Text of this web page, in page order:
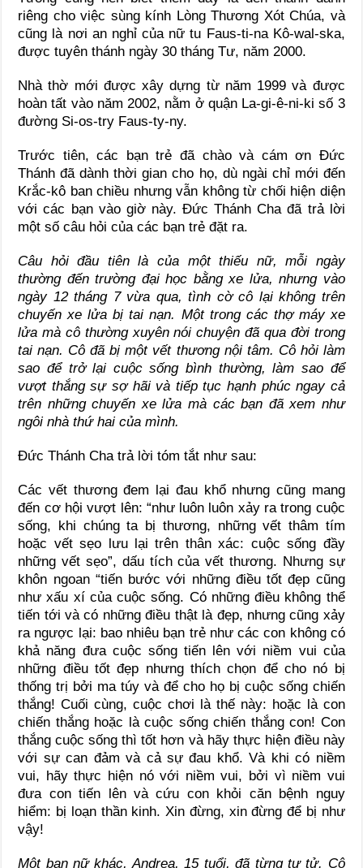
riêng cho việc sùng kính Lòng Thương Xót Chúa, và
cũng là nơi an nghỉ của nữ tu Faus-ti-na Kô-wal-ska,
được tuyên thánh ngày 30 tháng Tư, năm 2000.
Nhà thờ mới được xây dựng từ năm 1999 và được
hoàn tất vào năm 2002, nằm ở quận La-gi-ê-ni-ki số 3
đường Si-os-try Faus-ty-ny.
Trước tiên, các bạn trẻ đã chào và cám ơn Đức
Thánh đã dành thời gian cho họ, dù ngài chỉ mới đến
Krắc-kô ban chiều nhưng vẫn không từ chối hiện diện
với các bạn vào giờ này. Đức Thánh Cha đã trả lời
một số câu hỏi của các bạn trẻ đặt ra.
Câu hỏi đầu tiên là của một thiếu nữ, mỗi ngày
thường đến trường đại học bằng xe lửa, nhưng vào
ngày 12 tháng 7 vừa qua, tình cờ cô lại không trên
chuyến xe lửa bị tai nạn. Một trong các thợ máy xe
lửa mà cô thường xuyên nói chuyện đã qua đời trong
tai nạn. Cô đã bị một vết thương nội tâm. Cô hỏi làm
sao để trở lại cuộc sống bình thường, làm sao để
vượt thắng sự sợ hãi và tiếp tục hạnh phúc ngay cả
trên những chuyến xe lửa mà các bạn đã xem như
ngôi nhà thứ hai của mình.
Đức Thánh Cha trả lời tóm tắt như sau:
Các vết thương đem lại đau khổ nhưng cũng mang
đến cơ hội vượt lên: “như luôn luôn xảy ra trong cuộc
sống, khi chúng ta bị thương, những vết thâm tím
hoặc vết sẹo lưu lại trên thân xác: cuộc sống đầy
những vết sẹo”, dấu tích của vết thương. Nhưng sự
khôn ngoan “tiến bước với những điều tốt đẹp cũng
như xấu xí của cuộc sống. Có những điều không thể
tiến tới và có những điều thật là đẹp, nhưng cũng xảy
ra ngược lại: bao nhiêu bạn trẻ như các con không có
khả năng đưa cuộc sống tiến lên với niềm vui của
những điều tốt đẹp nhưng thích chọn để cho nó bị
thống trị bởi ma túy và để cho họ bị cuộc sống chiến
thắng! Cuối cùng, cuộc chơi là thế này: hoặc là con
chiến thắng hoặc là cuộc sống chiến thắng con! Con
thắng cuộc sống thì tốt hơn và hãy thực hiện điều này
với sự can đảm và cả sự đau khổ. Và khi có niềm
vui, hãy thực hiện nó với niềm vui, bởi vì niềm vui
đưa con tiến lên và cứu con khỏi căn bệnh nguy
hiểm: bị loạn thần kinh. Xin đừng, xin đừng để bị như
vậy!
Một bạn nữ khác, Andrea, 15 tuổi, đã từng tự tử. Cô